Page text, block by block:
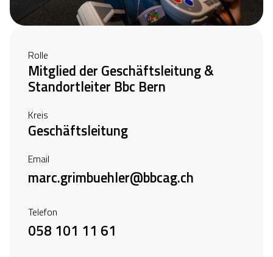
Rolle
Mitglied der Geschäftsleitung &
Standortleiter Bbc Bern
Kreis
Geschäftsleitung
Email
marc.grimbuehler@bbcag.ch
Telefon
058 101 11 61